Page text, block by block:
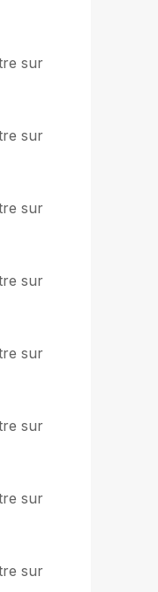
sur
sur
sur
sur
sur
sur
sur
sur